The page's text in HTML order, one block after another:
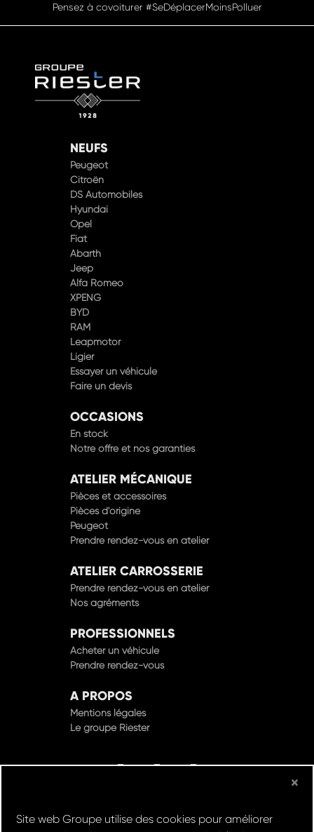
Pensez à covoiturer #SeDéplacerMoinsPolluer
NEUFS
Peugeot
Citroën
DS Automobiles
Hyundai
Opel
Fiat
Abarth
Jeep
Alfa Romeo
XPENG
BYD
RAM
Leapmotor
Ligier
Essayer un véhicule
Faire un devis
OCCASIONS
En stock
Notre offre et nos garanties
ATELIER MÉCANIQUE
Pièces et accessoires
Pièces d'origine
Peugeot
Prendre rendez-vous en atelier
ATELIER CARROSSERIE
Prendre rendez-vous en atelier
Nos agréments
PROFESSIONNELS
Acheter un véhicule
Prendre rendez-vous
A PROPOS
Mentions légales
Le groupe Riester
Design & Développement par
×
Site web Groupe utilise des cookies pour améliorer